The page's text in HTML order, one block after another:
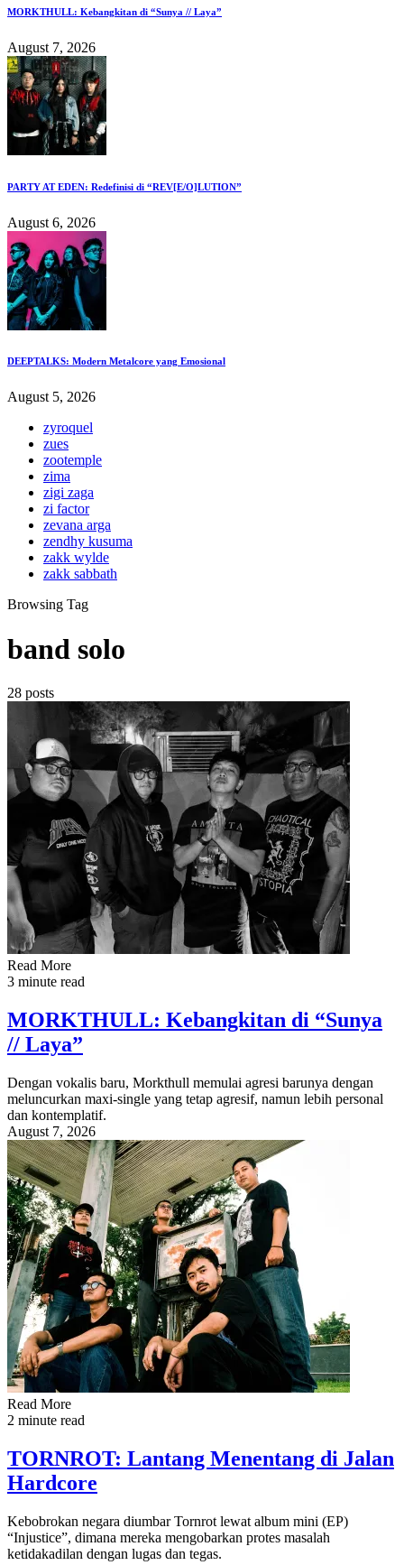
MORKTHULL: Kebangkitan di “Sunya // Laya”
August 7, 2026
PARTY AT EDEN: Redefinisi di “REV[E/O]LUTION”
August 6, 2026
DEEPTALKS: Modern Metalcore yang Emosional
August 5, 2026
zyroquel
zues
zootemple
zima
zigi zaga
zi factor
zevana arga
zendhy kusuma
zakk wylde
zakk sabbath
Browsing Tag
band solo
28 posts
Read More
3 minute read
MORKTHULL: Kebangkitan di “Sunya
// Laya”
Dengan vokalis baru, Morkthull memulai agresi barunya dengan
meluncurkan maxi-single yang tetap agresif, namun lebih personal
dan kontemplatif.
August 7, 2026
Read More
2 minute read
TORNROT: Lantang Menentang di Jalan
Hardcore
Kebobrokan negara diumbar Tornrot lewat album mini (EP)
“Injustice”, dimana mereka mengobarkan protes masalah
ketidakadilan dengan lugas dan tegas.